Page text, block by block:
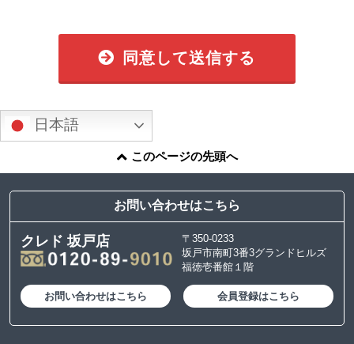
同意して送信する
日本語
このページの先頭へ
お問い合わせはこちら
クレド 坂戸店
〒350-0233
坂戸市南町3番3グランドヒルズ
福徳壱番館１階
お問い合わせはこちら 会員登録はこちら